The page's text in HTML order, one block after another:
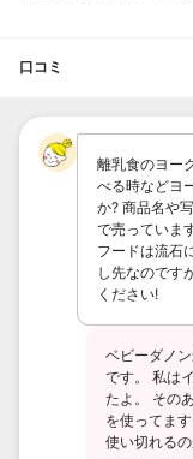
口コミ
離乳食のヨー
べる時などヨ
か? 商品名や
で売っていま
フードは流石
し先なのです
ください!
ベビーダノ
です。 私は
たよ。 その
を使ってま
使い切れる